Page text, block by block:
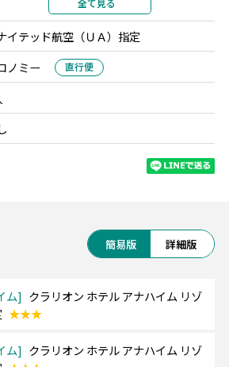
屋カテゴリ
イテッド航空（ＵＡ）指定
ノミー 直行便
簡易版 詳細版
ム
クラリオン ホテル アナハイム リゾ
★★★
ム
クラリオン ホテル アナハイム リゾ